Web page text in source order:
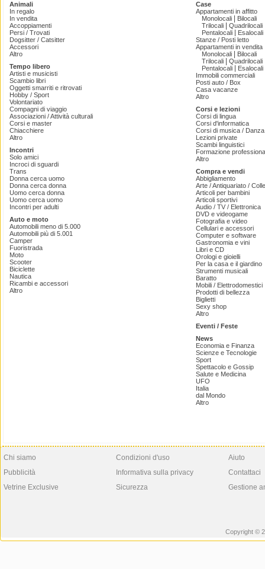
Animali
In regalo
In vendita
Accoppiamenti
Persi / Trovati
Dogsitter / Catsitter
Accessori
Altro
Tempo libero
Artisti e musicisti
Scambio libri
Oggetti smarriti e ritrovati
Hobby / Sport
Volontariato
Compagni di viaggio
Associazioni / Attività culturali
Corsi e master
Chiacchiere
Altro
Incontri
Solo amici
Incroci di sguardi
Trans
Donna cerca uomo
Donna cerca donna
Uomo cerca donna
Uomo cerca uomo
Incontri per adulti
Auto e moto
Automobili meno di 5.000
Automobili più di 5.001
Camper
Fuoristrada
Moto
Scooter
Biciclette
Nautica
Ricambi e accessori
Altro
Case
Appartamenti in affitto
Monolocali
Bilocali
Trilocali
Quadrilocali
Pentalocali
Esalocali
Stanze / Posti letto
Appartamenti in vendita
Monolocali
Bilocali
Trilocali
Quadrilocali
Pentalocali
Esalocali
Immobili commerciali
Posti auto / Box
Casa vacanze
Altro
Corsi e lezioni
Corsi di lingua
Corsi d'informatica
Corsi di musica /
Lezioni private
Scambi linguistici
Formazione
Altro
Compra e vendi
Abbigliamento
Arte / Antiquariato /
Articoli per bambini
Articoli sportivi
Audio / TV / Elettronica
DVD e videogame
Fotografia e video
Cellulari e accessori
Computer e software
Gastronomia e vini
Libri e CD
Orologi e gioielli
Per la casa e il giardino
Strumenti musicali
Baratto
Mobili / Elettrodomestici
Prodotti di bellezza
Biglietti
Sexy shop
Altro
Eventi / Feste
News
Economia e Finanza
Scienze e Tecnologie
Sport
Spettacolo e Gossip
Salute e Medicina
UFO
Italia
dal Mondo
Altro
Chi siamo
Pubblicità
Vetrine Exclusive
Condizioni d'uso
Informativa sulla privacy
Sicurezza
Aiuto
Contattaci
Gestione
Copyright ©